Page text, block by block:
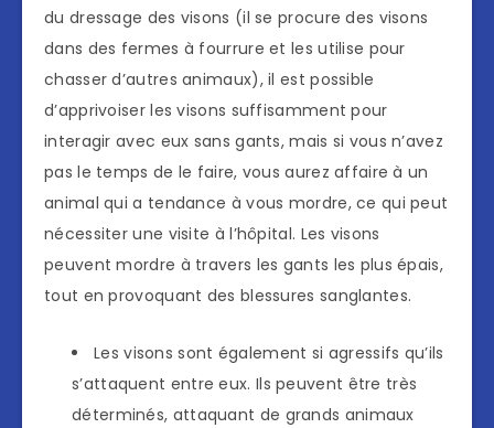
du dressage des visons (il se procure des visons
dans des fermes à fourrure et les utilise pour
chasser d’autres animaux), il est possible
d’apprivoiser les visons suffisamment pour
interagir avec eux sans gants, mais si vous n’avez
pas le temps de le faire, vous aurez affaire à un
animal qui a tendance à vous mordre, ce qui peut
nécessiter une visite à l’hôpital. Les visons
peuvent mordre à travers les gants les plus épais,
tout en provoquant des blessures sanglantes.
Les visons sont également si agressifs qu’ils
s’attaquent entre eux. Ils peuvent être très
déterminés, attaquant de grands animaux